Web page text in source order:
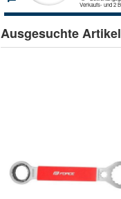
Ausgesuchte Artikel